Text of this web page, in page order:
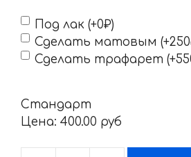
Под лак (+0₽)
Сделать матовым
Сделать трафарет
Стандарт
Цена: 400.00 pyб